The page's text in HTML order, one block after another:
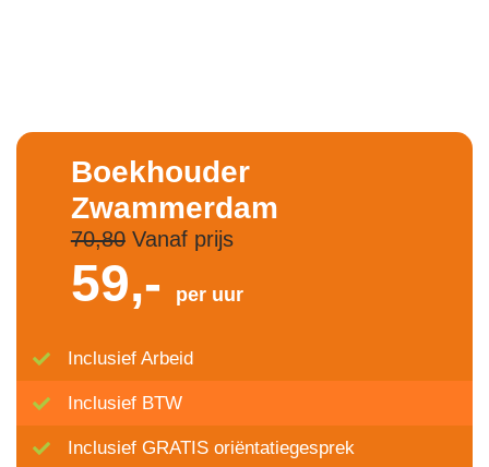
Boekhouder
Zwammerdam
70,80Vanaf prijs
59,- per uur
Inclusief Arbeid
Inclusief BTW
Inclusief GRATIS oriëntatiegesprek